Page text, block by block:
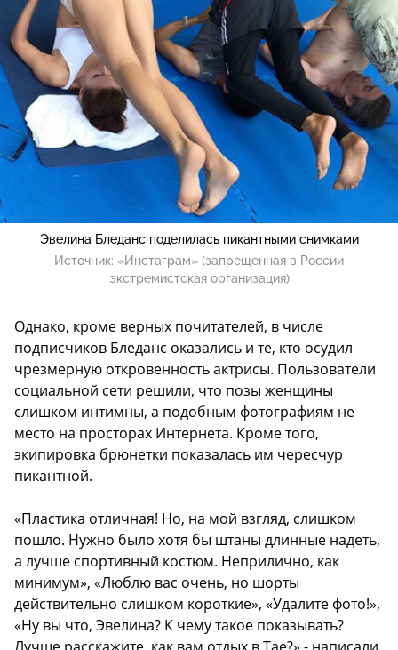
Эвелина Бледанс поделилась пикантными снимками
Источник: «Инстаграм» (запрещенная в России
экстремистская организация)
Однако, кроме верных почитателей, в числе
подписчиков Бледанс оказались и те, кто осудил
чрезмерную откровенность актрисы. Пользователи
социальной сети решили, что позы женщины
слишком интимны, а подобным фотографиям не
место на просторах Интернета. Кроме того,
экипировка брюнетки показалась им чересчур
пикантной.
«Пластика отличная! Но, на мой взгляд, слишком
пошло. Нужно было хотя бы штаны длинные надеть,
а лучше спортивный костюм. Неприлично, как
минимум», «Люблю вас очень, но шорты
действительно слишком короткие», «Удалите фото!»,
«Ну вы что, Эвелина? К чему такое показывать?